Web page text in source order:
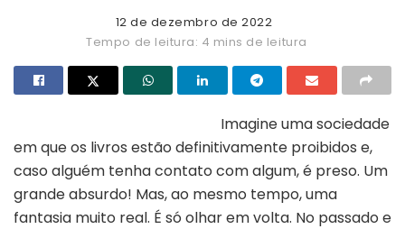
12 de dezembro de 2022
Tempo de leitura: 4 mins de leitura
Imagine uma sociedade
em que os livros estão definitivamente proibidos e,
caso alguém tenha contato com algum, é preso. Um
grande absurdo! Mas, ao mesmo tempo, uma
fantasia muito real. É só olhar em volta. No passado e